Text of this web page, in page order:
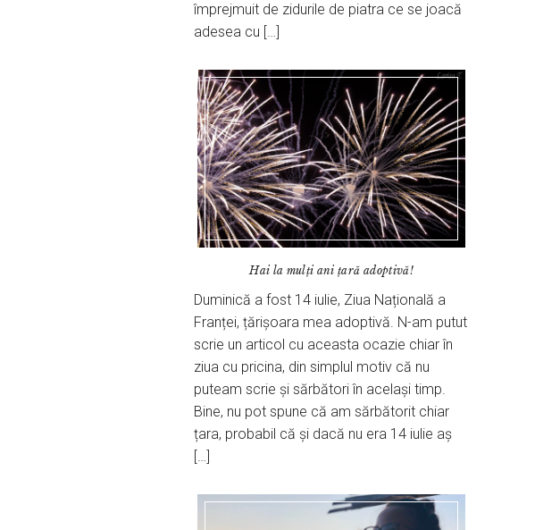
împrejmuit de zidurile de piatra ce se joacă
adesea cu […]
Hai la mulți ani țară adoptivă!
Duminică a fost 14 iulie, Ziua Națională a
Franței, țărișoara mea adoptivă. N-am putut
scrie un articol cu aceasta ocazie chiar în
ziua cu pricina, din simplul motiv că nu
puteam scrie și sărbători în același timp.
Bine, nu pot spune că am sărbătorit chiar
țara, probabil că și dacă nu era 14 iulie aș
[…]